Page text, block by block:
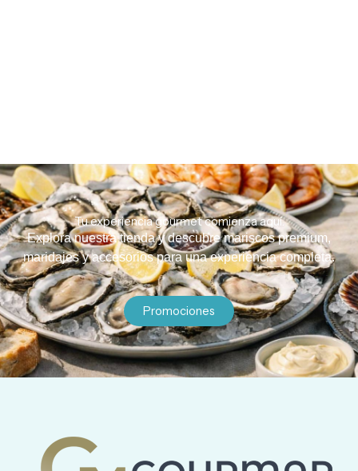
Tu experiencia gourmet comienza aquí.
Explora nuestra tienda y descubre mariscos premium,
maridajes y accesorios para una experiencia completa.
Promociones